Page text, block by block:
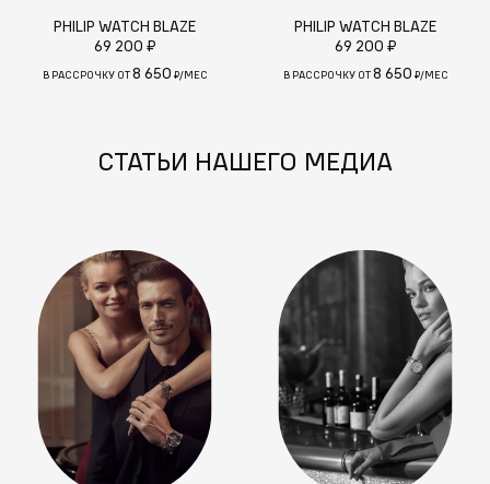
PHILIP WATCH BLAZE
69 200 ₽
В РАССРОЧКУ ОТ8 650 ₽/МЕС
PHILIP WATCH BLAZE
69 200 ₽
В РАССРОЧКУ ОТ8 650 ₽/МЕС
СТАТЬИ НАШЕГО МЕДИА